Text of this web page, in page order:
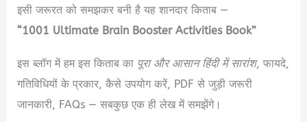
इसी जरूरत को समझकर बनी है यह शानदार किताब —
“1001 Ultimate Brain Booster Activities Book”
इस ब्लॉग में हम इस किताब का पूरा और आसान हिंदी में सारांश, फायदे,
गतिविधियों के प्रकार, कैसे उपयोग करें, PDF से जुड़ी जरूरी
जानकारी, FAQs — सबकुछ एक ही लेख में समझेंगे।